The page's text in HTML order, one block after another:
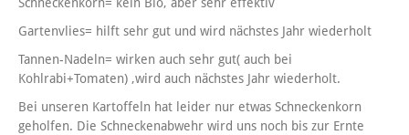
Schneckenkorn= kein Bio, aber sehr effektiv
Gartenvlies= hilft sehr gut und wird nächstes Jahr wiederholt
Tannen-Nadeln= wirken auch sehr gut( auch bei
Kohlrabi+Tomaten) ,wird auch nächstes Jahr wiederholt.
Bei unseren Kartoffeln hat leider nur etwas Schneckenkorn
geholfen. Die Schneckenabwehr wird uns noch bis zur Ernte